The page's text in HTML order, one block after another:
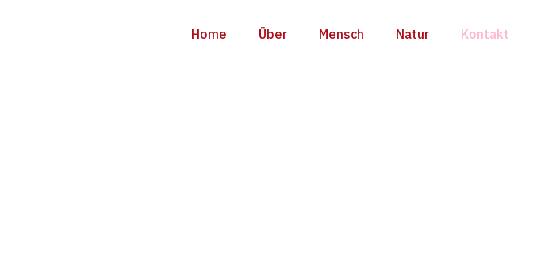
Home Über Mensch Natur Kontakt